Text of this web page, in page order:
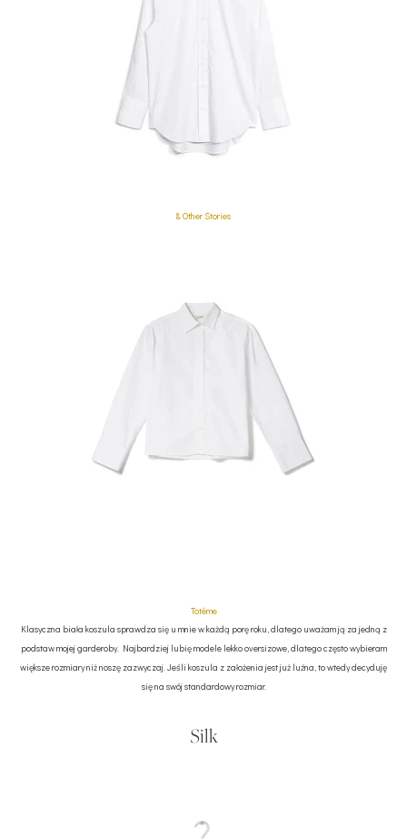
& Other Stories
Totême
Klasyczna biała koszula sprawdza się u mnie w każdą porę roku, dlatego uważam ją za jedną z
podstaw mojej garderoby. Najbardziej lubię modele lekko oversizowe, dlatego często wybieram
większe rozmiary niż noszę zazwyczaj. Jeśli koszula z założenia jest już luźna, to wtedy decyduję
się na swój standardowy rozmiar.
Silk